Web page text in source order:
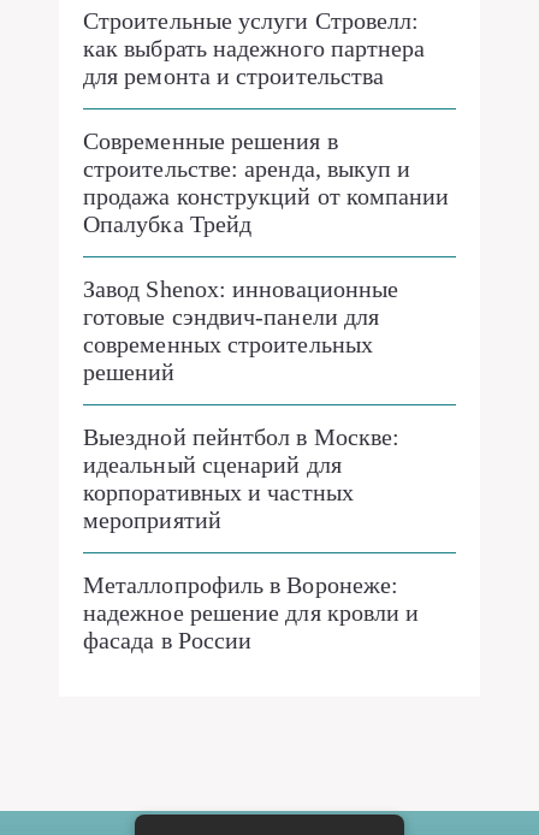
Строительные услуги Стровелл:
как выбрать надежного партнера
для ремонта и строительства
Современные решения в
строительстве: аренда, выкуп и
продажа конструкций от компании
Опалубка Трейд
Завод Shenox: инновационные
готовые сэндвич-панели для
современных строительных
решений
Выездной пейнтбол в Москве:
идеальный сценарий для
корпоративных и частных
мероприятий
Металлопрофиль в Воронеже:
надежное решение для кровли и
фасада в России